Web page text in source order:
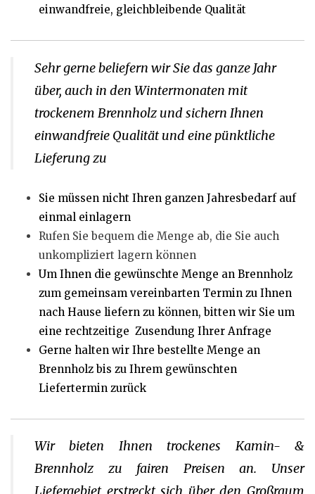
einwandfreie, gleichbleibende Qualität
Sehr gerne beliefern wir Sie das ganze Jahr
über, auch in den Wintermonaten mit
trockenem Brennholz und sichern Ihnen
einwandfreie Qualität und eine pünktliche
Lieferung zu
Sie müssen nicht Ihren ganzen Jahresbedarf auf
einmal einlagern
Rufen Sie bequem die Menge ab, die Sie auch
unkompliziert lagern können
Um Ihnen die gewünschte Menge an Brennholz
zum gemeinsam vereinbarten Termin zu Ihnen
nach Hause liefern zu können, bitten wir Sie um
eine rechtzeitige Zusendung Ihrer Anfrage
Gerne halten wir Ihre bestellte Menge an
Brennholz bis zu Ihrem gewünschten
Liefertermin zurück
Wir bieten Ihnen trockenes Kamin- &
Brennholz zu fairen Preisen an. Unser